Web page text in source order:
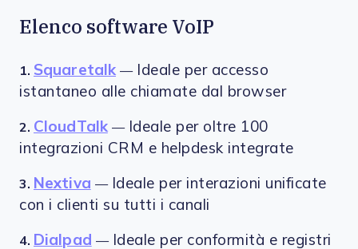
Elenco software VoIP
1. Squaretalk —
Ideale per accesso
istantaneo alle chiamate dal browser
2. CloudTalk — Ideale per oltre 100
integrazioni CRM e helpdesk integrate
3. Nextiva — Ideale per interazioni unificate
con i clienti su tutti i canali
4. Dialpad — Ideale per conformità e registri